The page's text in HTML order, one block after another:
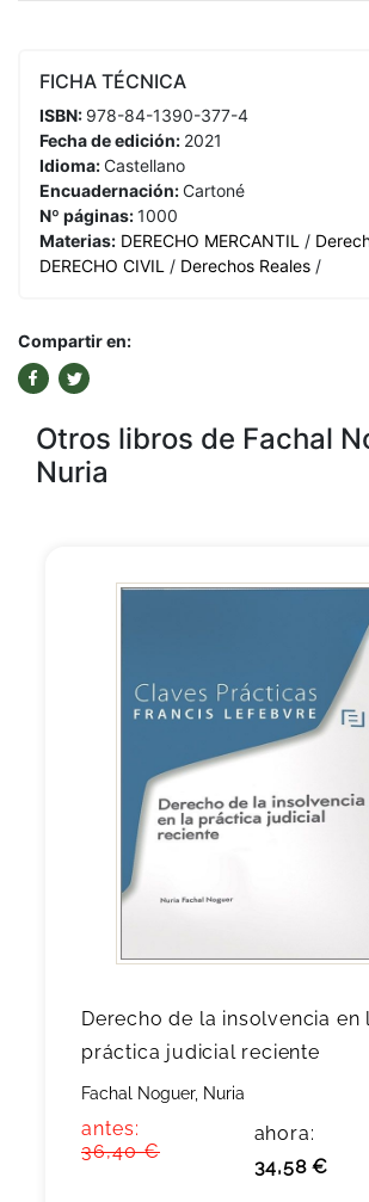
FICHA TÉCNICA
ISBN: 978-84-1390-377-4
Fecha de edición: 2021
Idioma:Castellano
Encuadernación:Cartoné
Nº páginas:1000
Materias: DERECHO MERCANTIL /
DERECHO CIVIL / Derechos Reales /
Compartir en:
Otros libros de Fachal
Nuria
Derecho de la insolvencia en
práctica judicial reciente
Fachal Noguer, Nuria
antes:
36,40 €
ahora:
34,58 €